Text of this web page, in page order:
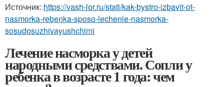
Источник: https://vash-lor.ru/stati/kak-bystro-izbavit-ot-
nasmorka-rebenka-sposo-lechenie-nasmorka-
sosudosuzhivayushchimi
Лечение насморка у детей
народными средствами. Сопли у
ребенка в возрасте 1 года: чем